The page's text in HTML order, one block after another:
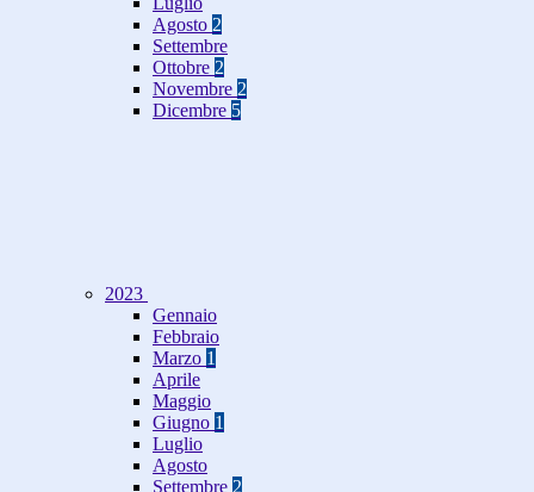
Agosto 2
Settembre
Ottobre 2
Novembre 2
Dicembre 5
2023
Gennaio
Febbraio
Marzo 1
Aprile
Maggio
Giugno 1
Luglio
Agosto
Settembre 2